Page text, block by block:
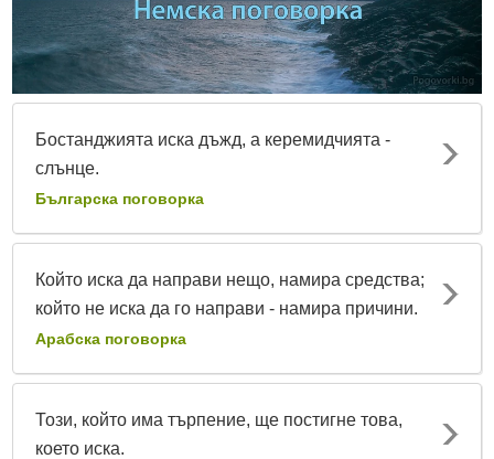
Бостанджията иска дъжд, а керемидчията -
слънце.
Българска поговорка
Който иска да направи нещо, намира средства;
който не иска да го направи - намира причини.
Арабска поговорка
Този, който има търпение, ще постигне това,
което иска.